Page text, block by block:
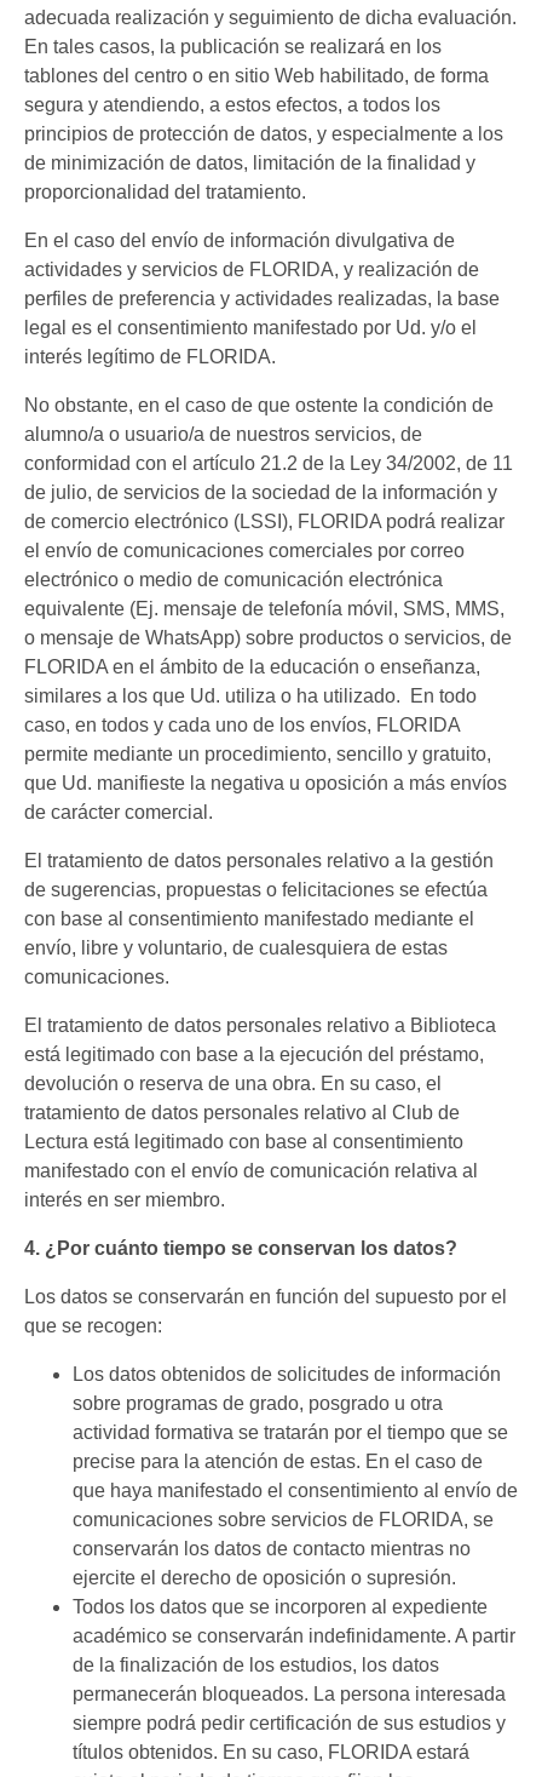
adecuada realización y seguimiento de dicha evaluación.
En tales casos, la publicación se realizará en los
tablones del centro o en sitio Web habilitado, de forma
segura y atendiendo, a estos efectos, a todos los
principios de protección de datos, y especialmente a los
de minimización de datos, limitación de la finalidad y
proporcionalidad del tratamiento.
En el caso del envío de información divulgativa de
actividades y servicios de FLORIDA, y realización de
perfiles de preferencia y actividades realizadas, la base
legal es el consentimiento manifestado por Ud. y/o el
interés legítimo de FLORIDA.
No obstante, en el caso de que ostente la condición de
alumno/a o usuario/a de nuestros servicios, de
conformidad con el artículo 21.2 de la Ley 34/2002, de 11
de julio, de servicios de la sociedad de la información y
de comercio electrónico (LSSI), FLORIDA podrá realizar
el envío de comunicaciones comerciales por correo
electrónico o medio de comunicación electrónica
equivalente (Ej. mensaje de telefonía móvil, SMS, MMS,
o mensaje de WhatsApp) sobre productos o servicios, de
FLORIDA en el ámbito de la educación o enseñanza,
similares a los que Ud. utiliza o ha utilizado. En todo
caso, en todos y cada uno de los envíos, FLORIDA
permite mediante un procedimiento, sencillo y gratuito,
que Ud. manifieste la negativa u oposición a más envíos
de carácter comercial.
El tratamiento de datos personales relativo a la gestión
de sugerencias, propuestas o felicitaciones se efectúa
con base al consentimiento manifestado mediante el
envío, libre y voluntario, de cualesquiera de estas
comunicaciones.
El tratamiento de datos personales relativo a Biblioteca
está legitimado con base a la ejecución del préstamo,
devolución o reserva de una obra. En su caso, el
tratamiento de datos personales relativo al Club de
Lectura está legitimado con base al consentimiento
manifestado con el envío de comunicación relativa al
interés en ser miembro.
4. ¿Por cuánto tiempo se conservan los datos?
Los datos se conservarán en función del supuesto por el
que se recogen:
Los datos obtenidos de solicitudes de información
sobre programas de grado, posgrado u otra
actividad formativa se tratarán por el tiempo que se
precise para la atención de estas. En el caso de
que haya manifestado el consentimiento al envío de
comunicaciones sobre servicios de FLORIDA, se
conservarán los datos de contacto mientras no
ejercite el derecho de oposición o supresión.
Todos los datos que se incorporen al expediente
académico se conservarán indefinidamente. A partir
de la finalización de los estudios, los datos
permanecerán bloqueados. La persona interesada
siempre podrá pedir certificación de sus estudios y
títulos obtenidos. En su caso, FLORIDA estará